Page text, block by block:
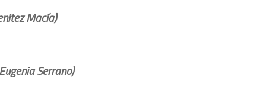
Macía)
Serrano)